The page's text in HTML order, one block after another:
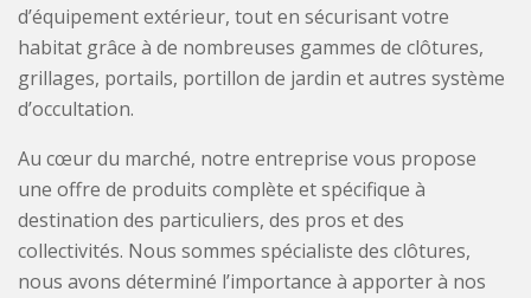
d’équipement extérieur, tout en sécurisant votre
habitat grâce à de nombreuses gammes de clôtures,
grillages, portails, portillon de jardin et autres système
d’occultation.
Au cœur du marché, notre entreprise vous propose
une offre de produits complète et spécifique à
destination des particuliers, des pros et des
collectivités. Nous sommes spécialiste des clôtures,
nous avons déterminé l’importance à apporter à nos